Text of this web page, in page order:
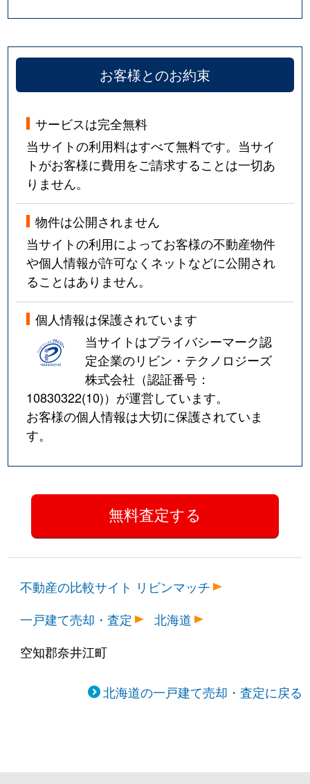
お客様とのお約束
サービスは完全無料
当サイトの利用料はすべて無料です。当サイ
トがお客様に費用をご請求することは一切あ
りません。
物件は公開されません
当サイトの利用によってお客様の不動産物件
や個人情報が許可なくネットなどに公開され
ることはありません。
個人情報は保護されています
当サイトはプライバシーマーク認
定企業のリビン・テクノロジーズ
株式会社（認証番号：
10830322(10)）が運営しています。
お客様の個人情報は大切に保護されていま
す。
不動産の比較サイト リビンマッチ
一戸建て売却・査定
北海道
空知郡奈井江町
北海道の一戸建て売却・査定に戻る